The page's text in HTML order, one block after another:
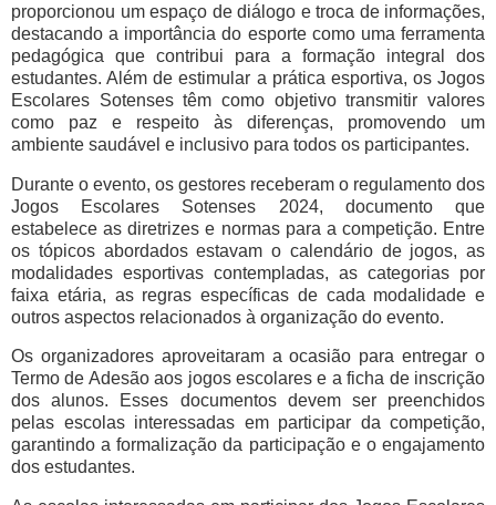
proporcionou um espaço de diálogo e troca de informações,
destacando a importância do esporte como uma ferramenta
pedagógica que contribui para a formação integral dos
estudantes. Além de estimular a prática esportiva, os Jogos
Escolares Sotenses têm como objetivo transmitir valores
como paz e respeito às diferenças, promovendo um
ambiente saudável e inclusivo para todos os participantes.
Durante o evento, os gestores receberam o regulamento dos
Jogos Escolares Sotenses 2024, documento que
estabelece as diretrizes e normas para a competição. Entre
os tópicos abordados estavam o calendário de jogos, as
modalidades esportivas contempladas, as categorias por
faixa etária, as regras específicas de cada modalidade e
outros aspectos relacionados à organização do evento.
Os organizadores aproveitaram a ocasião para entregar o
Termo de Adesão aos jogos escolares e a ficha de inscrição
dos alunos. Esses documentos devem ser preenchidos
pelas escolas interessadas em participar da competição,
garantindo a formalização da participação e o engajamento
dos estudantes.